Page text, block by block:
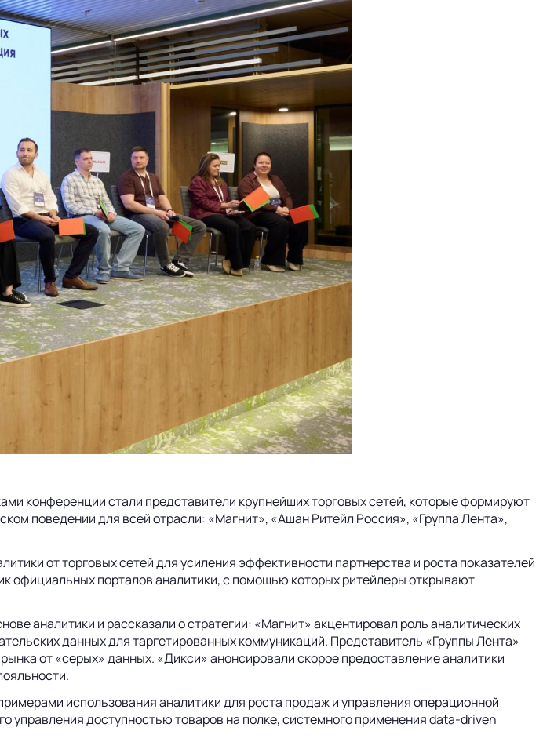
конференции стали представители крупнейших торговых сетей, которые формируют
поведении для всей отрасли: «Магнит», «Ашан Ритейл Россия», «Группа Лента»,
от торговых сетей для усиления эффективности партнерства и роста показателей
официальных порталов аналитики, с помощью которых ритейлеры открывают
аналитики и рассказали о стратегии: «Магнит» акцентировал роль аналитических
данных для таргетированных коммуникаций. Представитель «Группы Лента»
от «серых» данных. «Дикси» анонсировали скорое предоставление аналитики
использования аналитики для роста продаж и управления операционной
управления доступностью товаров на полке, системного применения data-driven